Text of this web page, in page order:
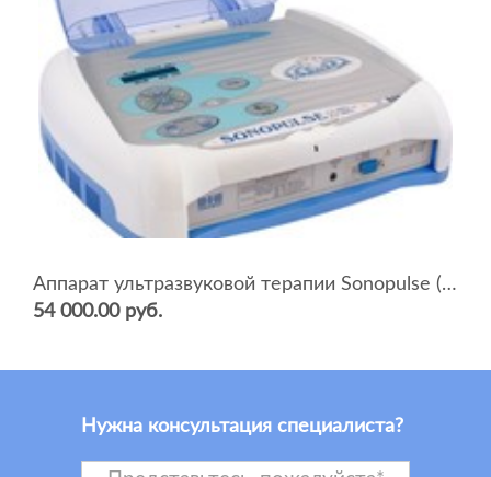
Аппарат ультразвуковой терапии Sonopulse (мультичастотный 1 и 3 Мгц)
54 000.00 руб.
Нужна консультация специалиста?